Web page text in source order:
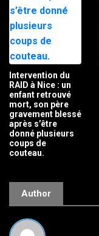
Intervention du
RAID à Nice : un
enfant retrouvé
mort, son père
gravement blessé
après s’être
donné plusieurs
coups de
couteau.
Author